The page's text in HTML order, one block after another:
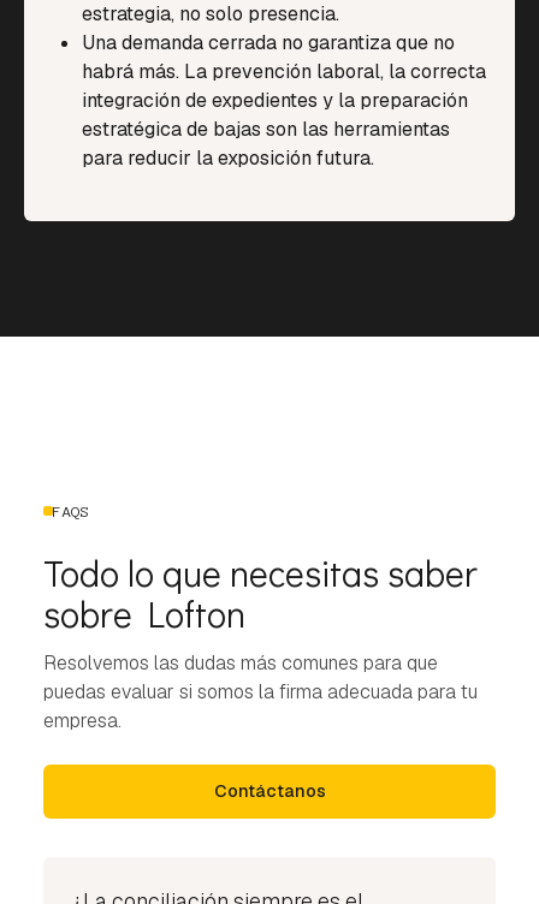
estrategia, no solo presencia.
Una demanda cerrada no garantiza que no
habrá más. La prevención laboral, la correcta
integración de expedientes y la preparación
estratégica de bajas son las herramientas
para reducir la exposición futura.
FAQS
Todo lo que necesitas saber
sobre Lofton
Resolvemos las dudas más comunes para que
puedas evaluar si somos la firma adecuada para tu
empresa.
Contáctanos